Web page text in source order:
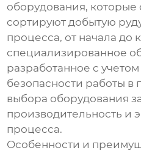
оборудования, которые
сортируют добытую
процесса, от начала до
специализированное
разработанное с
безопасности работы в
выбора оборудования
производительность и
процесса.
Особенности и